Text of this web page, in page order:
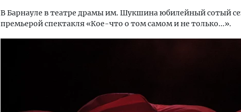
В Барнауле в театре драмы им. Шукшина юбилейный сотый
премьерой спектакля «Кое-что о том самом и не только...».